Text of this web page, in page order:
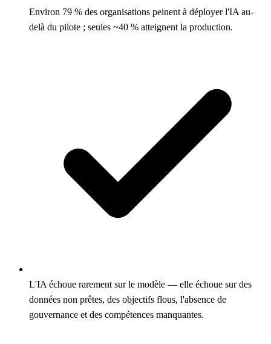
Environ 79 % des organisations peinent à déployer l'IA au-
delà du pilote ; seules ~40 % atteignent la production.
L'IA échoue rarement sur le modèle — elle échoue sur des
données non prêtes, des objectifs flous, l'absence de
gouvernance et des compétences manquantes.